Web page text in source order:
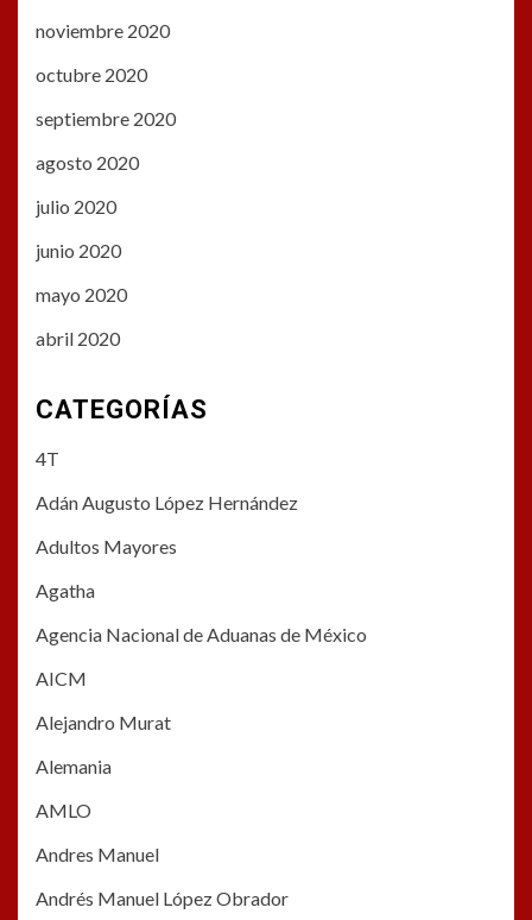
noviembre 2020
octubre 2020
septiembre 2020
agosto 2020
julio 2020
junio 2020
mayo 2020
abril 2020
CATEGORÍAS
4T
Adán Augusto López Hernández
Adultos Mayores
Agatha
Agencia Nacional de Aduanas de México
AICM
Alejandro Murat
Alemania
AMLO
Andres Manuel
Andrés Manuel López Obrador